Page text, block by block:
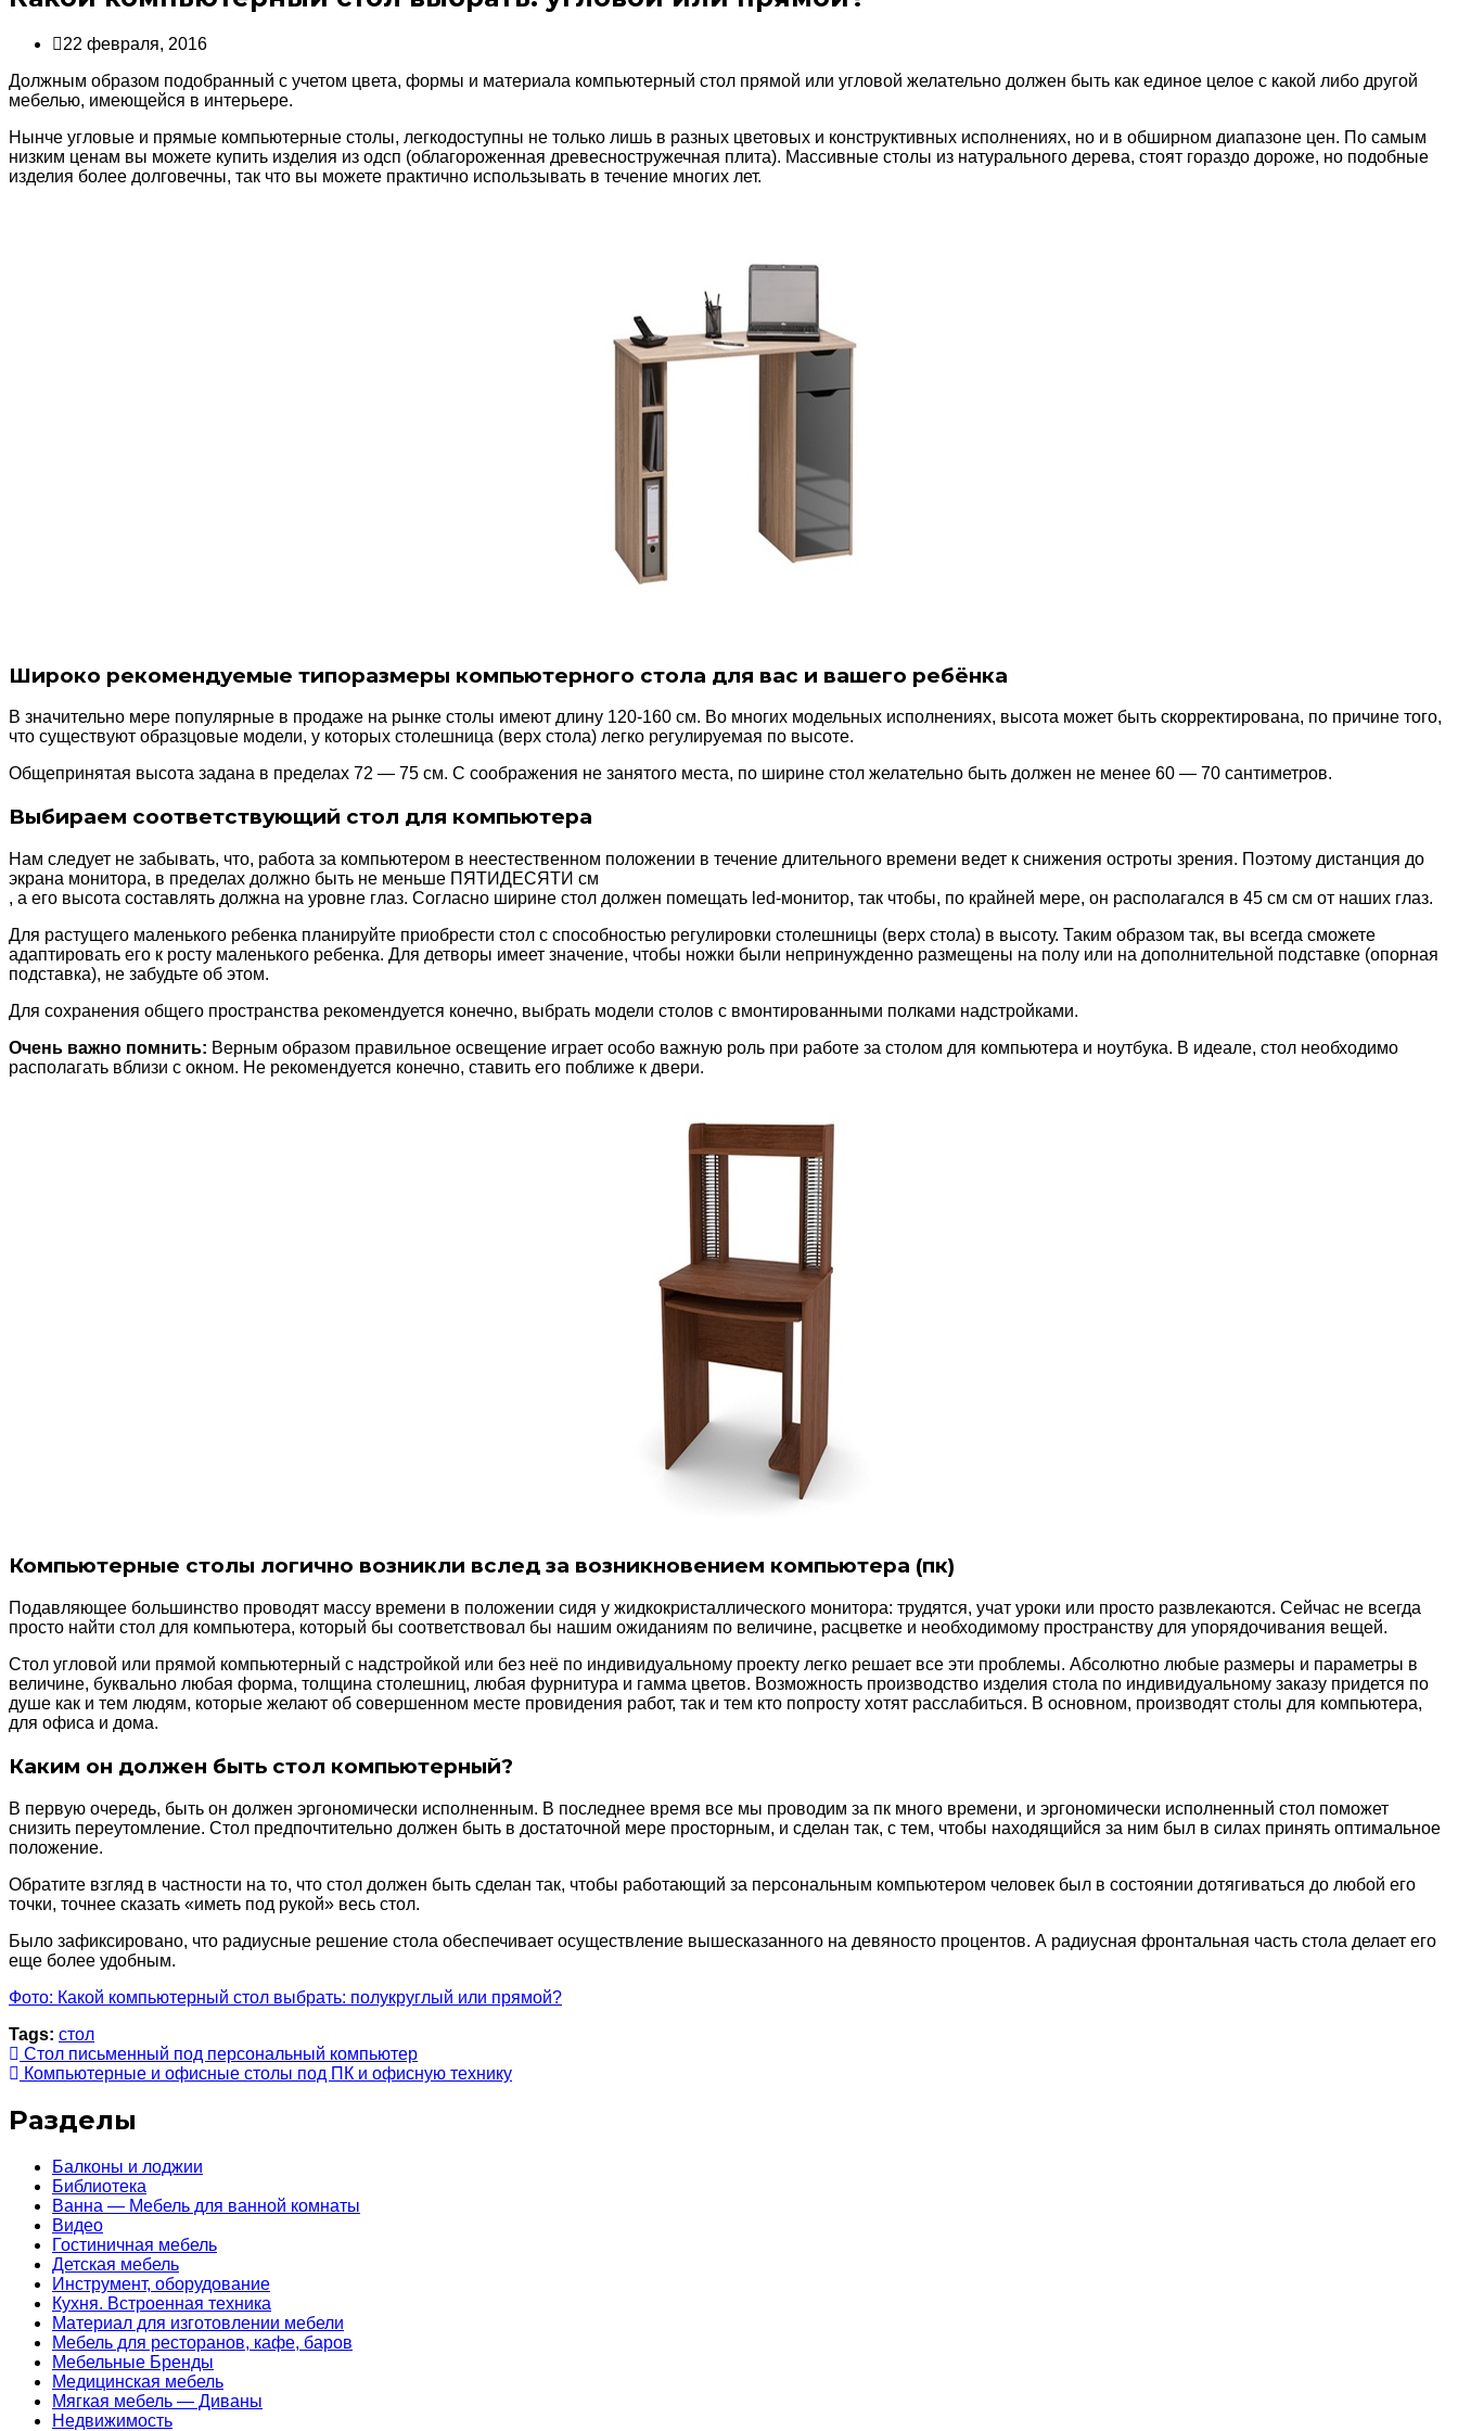
22 февраля, 2016
Должным образом подобранный с учетом цвета, формы и материала компьютерный стол прямой или угловой желательно должен быть как единое целое с какой либо другой
мебелью, имеющейся в интерьере.
Нынче угловые и прямые компьютерные столы, легкодоступны не только лишь в разных цветовых и конструктивных исполнениях, но и в обширном диапазоне цен. По самым
низким ценам вы можете купить изделия из одсп (облагороженная древесностружечная плита). Массивные столы из натурального дерева, стоят гораздо дороже, но подобные
изделия более долговечны, так что вы можете практично использывать в течение многих лет.
Широко рекомендуемые типоразмеры компьютерного стола для вас и вашего ребёнка
В значительно мере популярные в продаже на рынке столы имеют длину 120-160 см. Во многих модельных исполнениях, высота может быть скорректирована, по причине того,
что существуют образцовые модели, у которых столешница (верх стола) легко регулируемая по высоте.
Общепринятая высота задана в пределах 72 — 75 см. С соображения не занятого места, по ширине стол желательно быть должен не менее 60 — 70 сантиметров.
Выбираем соответствующий стол для компьютера
Нам следует не забывать, что, работа за компьютером в неестественном положении в течение длительного времени ведет к снижения остроты зрения. Поэтому дистанция до
экрана монитора, в пределах должно быть не меньше ПЯТИДЕСЯТИ см
, а его высота составлять должна на уровне глаз. Согласно ширине стол должен помещать led-монитор, так чтобы, по крайней мере, он располагался в 45 см см от наших глаз.
Для растущего маленького ребенка планируйте приобрести стол с способностью регулировки столешницы (верх стола) в высоту. Таким образом так, вы всегда сможете
адаптировать его к росту маленького ребенка. Для детворы имеет значение, чтобы ножки были непринужденно размещены на полу или на дополнительной подставке (опорная
подставка), не забудьте об этом.
Для сохранения общего пространства рекомендуется конечно, выбрать модели столов с вмонтированными полками надстройками.
Очень важно помнить: Верным образом правильное освещение играет особо важную роль при работе за столом для компьютера и ноутбука. В идеале, стол необходимо
располагать вблизи с окном. Не рекомендуется конечно, ставить его поближе к двери.
Компьютерные столы логично возникли вслед за возникновением компьютера (пк)
Подавляющее большинство проводят массу времени в положении сидя у жидкокристаллического монитора: трудятся, учат уроки или просто развлекаются. Сейчас не всегда
просто найти стол для компьютера, который бы соответствовал бы нашим ожиданиям по величине, расцветке и необходимому пространству для упорядочивания вещей.
Стол угловой или прямой компьютерный с надстройкой или без неё по индивидуальному проекту легко решает все эти проблемы. Абсолютно любые размеры и параметры в
величине, буквально любая форма, толщина столешниц, любая фурнитура и гамма цветов. Возможность производство изделия стола по индивидуальному заказу придется по
душе как и тем людям, которые желают об совершенном месте провидения работ, так и тем кто попросту хотят расслабиться. В основном, производят столы для компьютера,
для офиса и дома.
Каким он должен быть стол компьютерный?
В первую очередь, быть он должен эргономически исполненным. В последнее время все мы проводим за пк много времени, и эргономически исполненный стол поможет
снизить переутомление. Стол предпочтительно должен быть в достаточной мере просторным, и сделан так, с тем, чтобы находящийся за ним был в силах принять оптимальное
положение.
Обратите взгляд в частности на то, что стол должен быть сделан так, чтобы работающий за персональным компьютером человек был в состоянии дотягиваться до любой его
точки, точнее сказать «иметь под рукой» весь стол.
Было зафиксировано, что радиусные решение стола обеспечивает осуществление вышесказанного на девяносто процентов. А радиусная фронтальная часть стола делает его
еще более удобным.
Фото: Какой компьютерный стол выбрать: полукруглый или прямой?
Tags: стол
Стол письменный под персональный компьютер
Компьютерные и офисные столы под ПК и офисную технику
Разделы
Балконы и лоджии
Библиотека
Ванна — Мебель для ванной комнаты
Видео
Гостиничная мебель
Детская мебель
Инструмент, оборудование
Кухня. Встроенная техника
Материал для изготовлении мебели
Мебель для ресторанов, кафе, баров
Мебельные Бренды
Медицинская мебель
Мягкая мебель — Диваны
Недвижимость